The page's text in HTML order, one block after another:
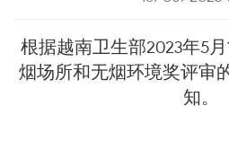
根据越南卫生部2023年5
烟场所和无烟环境奖评审
知。